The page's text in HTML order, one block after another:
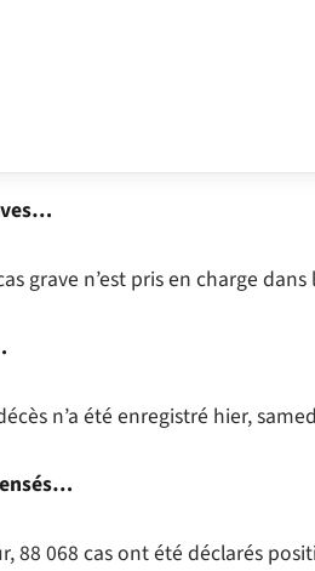
grave n’est pris en charge
n’a été enregistré hier,
88 068 cas ont été déclarés